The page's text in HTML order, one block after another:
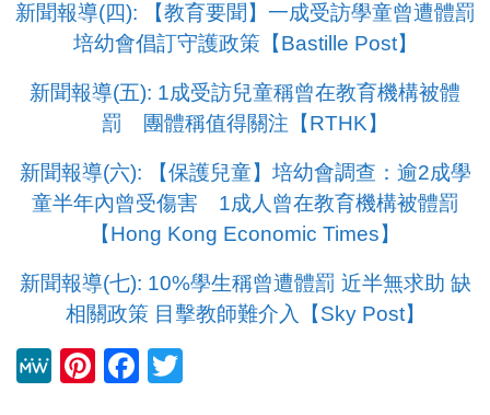
新聞報導(四): 【教育要聞】一成受訪學童曾遭體罰
培幼會倡訂守護政策【Bastille Post】
新聞報導(五): 1成受訪兒童稱曾在教育機構被體
罰 團體稱值得關注【RTHK】
新聞報導(六): 【保護兒童】培幼會調查：逾2成學
童半年內曾受傷害 1成人曾在教育機構被體罰
【Hong Kong Economic Times】
新聞報導(七): 10%學生稱曾遭體罰 近半無求助 缺
相關政策 目擊教師難介入【Sky Post】
M
Pi
F